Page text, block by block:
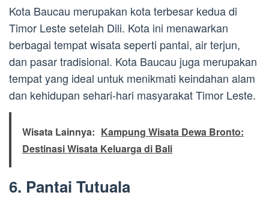
Kota Baucau merupakan kota terbesar kedua di
Timor Leste setelah Dili. Kota ini menawarkan
berbagai tempat wisata seperti pantai, air terjun,
dan pasar tradisional. Kota Baucau juga merupakan
tempat yang ideal untuk menikmati keindahan alam
dan kehidupan sehari-hari masyarakat Timor Leste.
Wisata Lainnya: Kampung Wisata Dewa Bronto:
Destinasi Wisata Keluarga di Bali
6. Pantai Tutuala